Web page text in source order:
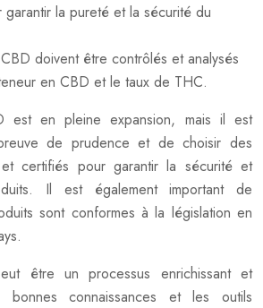
la pureté et la sécurité du
doivent être contrôlés et analysés
en CBD et le taux de THC.
est en pleine expansion, mais il est
de prudence et de choisir des
certifiés pour garantir la sécurité et
Il est également important de
sont conformes à la législation en
être un processus enrichissant et
bonnes connaissances et les outils